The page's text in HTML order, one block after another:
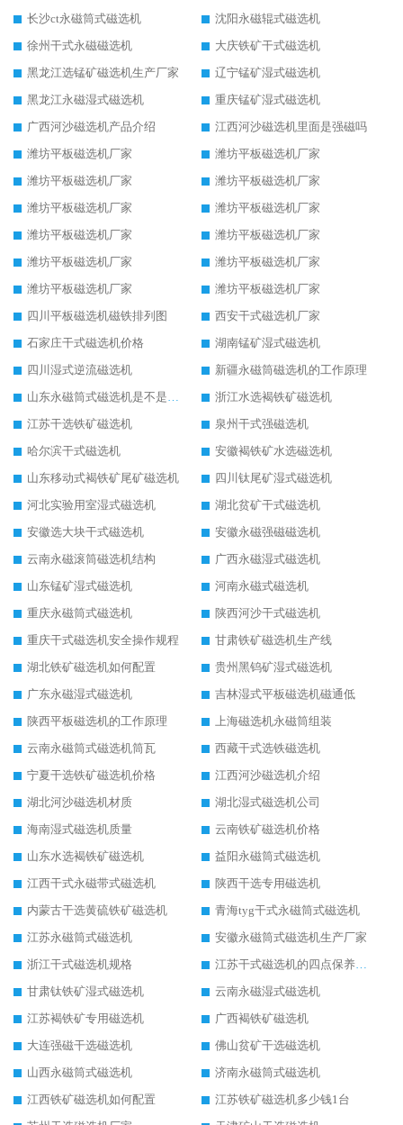
长沙ct永磁筒式磁选机
沈阳永磁辊式磁选机
徐州干式永磁磁选机
大庆铁矿干式磁选机
黑龙江选锰矿磁选机生产厂家
辽宁锰矿湿式磁选机
黑龙江永磁湿式磁选机
重庆锰矿湿式磁选机
广西河沙磁选机产品介绍
江西河沙磁选机里面是强磁吗
潍坊平板磁选机厂家
潍坊平板磁选机厂家
潍坊平板磁选机厂家
潍坊平板磁选机厂家
潍坊平板磁选机厂家
潍坊平板磁选机厂家
潍坊平板磁选机厂家
潍坊平板磁选机厂家
潍坊平板磁选机厂家
潍坊平板磁选机厂家
潍坊平板磁选机厂家
潍坊平板磁选机厂家
四川平板磁选机磁铁排列图
西安干式磁选机厂家
石家庄干式磁选机价格
湖南锰矿湿式磁选机
四川湿式逆流磁选机
新疆永磁筒磁选机的工作原理
浙江水选褐铁矿磁选机
江苏干选铁矿磁选机
泉州干式强磁选机
哈尔滨干式磁选机
安徽褐铁矿水选磁选机
山东移动式褐铁矿尾矿磁选机
四川钛尾矿湿式磁选机
河北实验用室湿式磁选机
湖北贫矿干式磁选机
安徽选大块干式磁选机
安徽永磁强磁磁选机
云南永磁滚筒磁选机结构
广西永磁湿式磁选机
山东锰矿湿式磁选机
河南永磁式磁选机
重庆永磁筒式磁选机
陕西河沙干式磁选机
重庆干式磁选机安全操作规程
甘肃铁矿磁选机生产线
湖北铁矿磁选机如何配置
贵州黑钨矿湿式磁选机
广东永磁湿式磁选机
吉林湿式平板磁选机磁通低
陕西平板磁选机的工作原理
上海磁选机永磁筒组装
云南永磁筒式磁选机筒瓦
西藏干式选铁磁选机
宁夏干选铁矿磁选机价格
江西河沙磁选机介绍
湖北河沙磁选机材质
湖北湿式磁选机公司
海南湿式磁选机质量
云南铁矿磁选机价格
山东水选褐铁矿磁选机
益阳永磁筒式磁选机
江西干式永磁带式磁选机
陕西干选专用磁选机
内蒙古干选黄硫铁矿磁选机
青海tyg干式永磁筒式磁选机
江苏永磁筒式磁选机
安徽永磁筒式磁选机生产厂家
浙江干式磁选机规格
甘肃钛铁矿湿式磁选机
云南永磁湿式磁选机
江苏褐铁矿专用磁选机
广西褐铁矿磁选机
大连强磁干选磁选机
佛山贫矿干选磁选机
山西永磁筒式磁选机
济南永磁筒式磁选机
江西铁矿磁选机如何配置
江苏铁矿磁选机多少钱1台